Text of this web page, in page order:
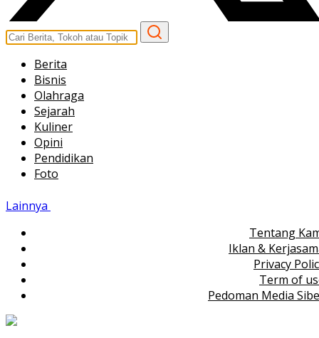
Berita
Bisnis
Olahraga
Sejarah
Kuliner
Opini
Pendidikan
Foto
Lainnya
Tentang
Iklan &
Privacy
Term of
Pedoman Media